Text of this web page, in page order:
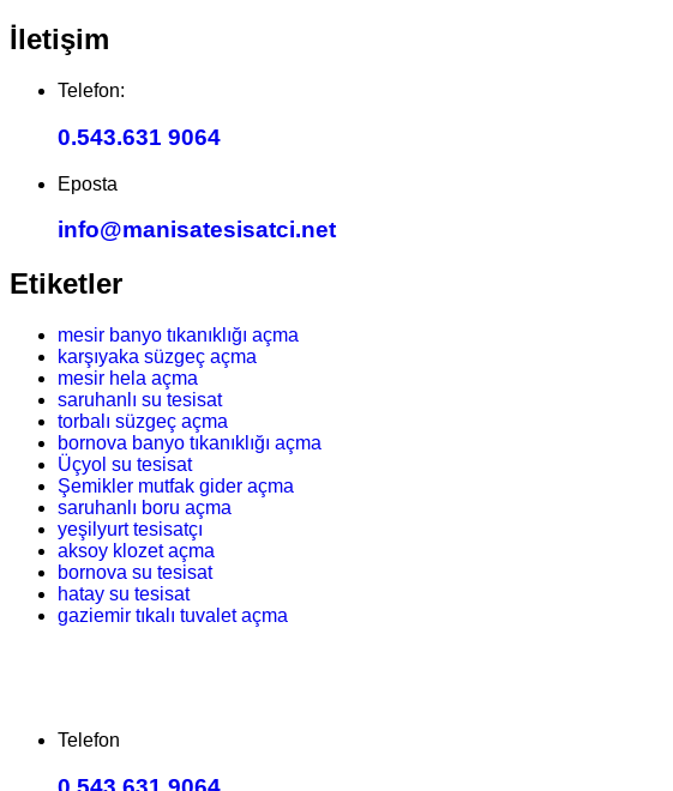
İletişim
Telefon:
0.543.631 9064
Eposta
info@manisatesisatci.net
Etiketler
mesir banyo tıkanıklığı açma
karşıyaka süzgeç açma
mesir hela açma
saruhanlı su tesisat
torbalı süzgeç açma
bornova banyo tıkanıklığı açma
Üçyol su tesisat
Şemikler mutfak gider açma
saruhanlı boru açma
yeşilyurt tesisatçı
aksoy klozet açma
bornova su tesisat
hatay su tesisat
gaziemir tıkalı tuvalet açma
Telefon